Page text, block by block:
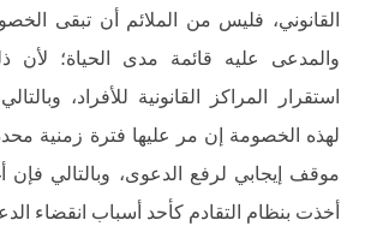
القانوني، فليس من الملائم أن تبقى
والمدعى عليه قائمة مدى الحياة؛ لأن
استقرار المراكز القانونية للأفراد،
لهذه الخصومة إن مر عليها فترة زمنية
موقف إيجابي لرفع الدعوى، وبالتالي فإن
أخذت بنظام التقادم كأحد أسباب انقضاء